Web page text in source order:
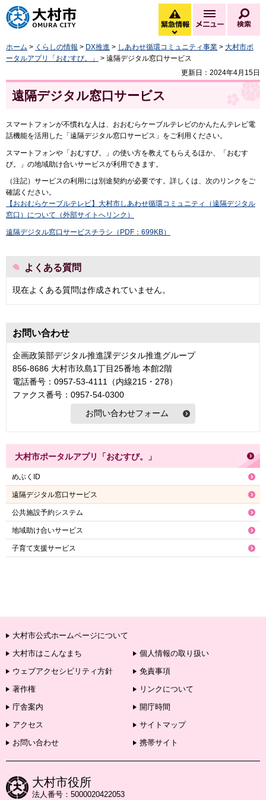
大村市
緊急情報
緊急情報を開く
メニュー
ホーム > くらしの情報 > DX推進 > しあわせ循環コミュニティ事業 > 大村市ポ
ータルアプリ「おむすび。」
> 遠隔デジタル窓口サービス
更新日：2024年4月15日
遠隔デジタル窓口サービス
スマートフォンが不慣れな人は、おおむらケーブルテレビのかんたんテレビ電
話機能を活用した「遠隔デジタル窓口サービス」をご利用ください。
スマートフォンや「おむすび。」の使い方を教えてもらえるほか、「おむす
び。」の地域助け合いサービスが利用できます。
（注記）サービスの利用には別途契約が必要です。詳しくは、次のリンクをご
確認ください。
【おおむらケーブルテレビ】大村市しあわせ循環コミュニティ（遠隔デジタル
窓口）について（外部サイトへリンク）
遠隔デジタル窓口サービスチラシ（PDF：699KB）
よくある質問
現在よくある質問は作成されていません。
お問い合わせ
企画政策部デジタル推進課デジタル推進グループ
856-8686 大村市玖島1丁目25番地 本館2階
電話番号：0957-53-4111（内線215・278）
ファクス番号：0957-54-0300
大村市ポータルアプリ「おむすび。」
めぶくID
遠隔デジタル窓口サービス
公共施設予約システム
地域助け合いサービス
子育て支援サービス
大村市公式ホームページについて
大村市はこんなまち
個人情報の取り扱い
ウェブアクセシビリティ方針
免責事項
著作権
リンクについて
庁舎案内
開庁時間
アクセス
サイトマップ
お問い合わせ
携帯サイト
大村市役所
法人番号：5000020422053